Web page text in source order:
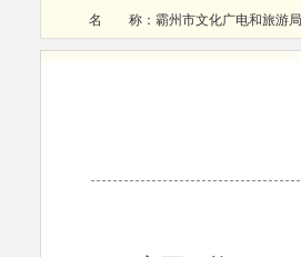
名 称： 霸州市文化广电和旅游